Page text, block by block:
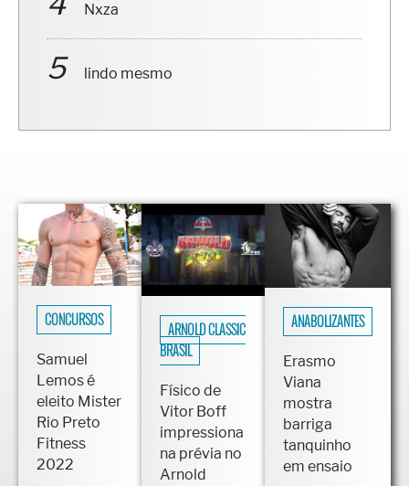
Nxza
lindo mesmo
CONCURSOS
Samuel
Lemos é
eleito Mister
Rio Preto
Fitness
2022
ARNOLD CLASSIC
BRASIL
Físico de
Vitor Boff
impressiona
na prévia no
Arnold
ANABOLIZANTES
Erasmo
Viana
mostra
barriga
tanquinho
em ensaio